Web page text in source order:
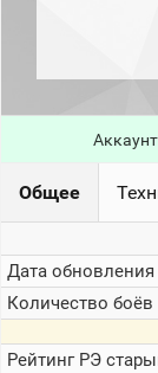
месяц)
(за
последние
сессии)
Топ
1000
Кланы
стримеров
Общее
Дата
Количество боёв
РейтингРЭ